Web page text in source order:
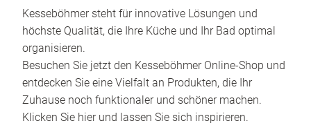
Kesseböhmer steht für innovative Lösungen und
höchste Qualität, die Ihre Küche und Ihr Bad optimal
organisieren.
Besuchen Sie jetzt den Kesseböhmer Online-Shop und
entdecken Sie eine Vielfalt an Produkten, die Ihr
Zuhause noch funktionaler und schöner machen.
Klicken Sie hier und lassen Sie sich inspirieren.